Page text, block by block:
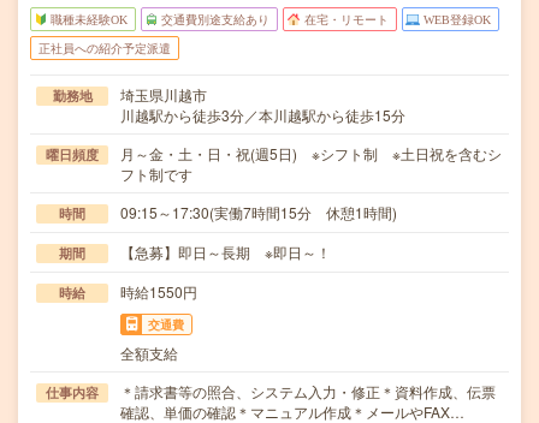
職種未経験OK 交通費別途支給あり 在宅・リモート WEB登録OK
正社員への紹介予定派遣
勤務地
埼玉県川越市
川越駅から徒歩3分／本川越駅から徒歩15分
曜日頻度
月～金・土・日・祝(週5日) ※シフト制 ※土日祝を含むシ
フト制です
時間 09:15～17:30(実働7時間15分 休憩1時間)
期間 【急募】即日～長期 ※即日～！
時給 時給1550円
交通費
全額支給
仕事内容
＊請求書等の照合、システム入力・修正＊資料作成、伝票
確認、単価の確認＊マニュアル作成＊メールやFAX…